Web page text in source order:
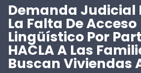
Demanda Judicial
La Falta De Acceso
Lingüístico Por
HACLA A Las
Buscan Viviendas